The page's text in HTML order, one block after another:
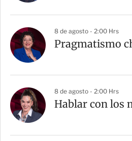
8 de agosto - 2:00 Hrs
Pragmatismo
8 de agosto - 2:00 Hrs
Hablar con los